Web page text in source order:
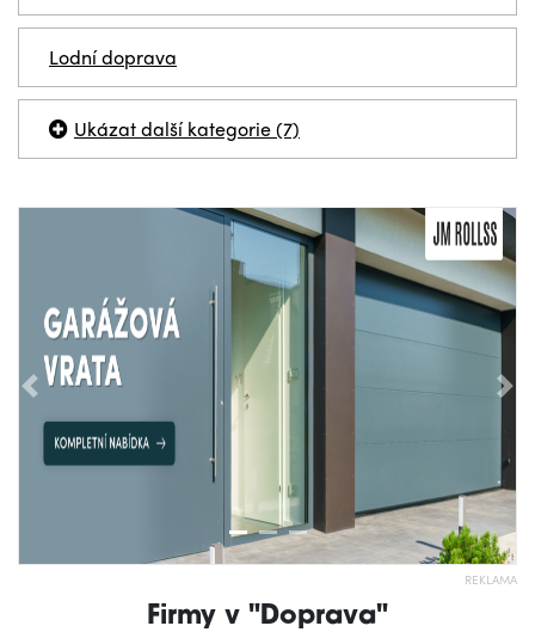
Lodní doprava
Ukázat další kategorie (7)
Předchozí
REKLAMA
Firmy v "Doprava"